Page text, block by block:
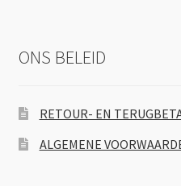
ONS BELEID
RETOUR- EN
ALGEMENE